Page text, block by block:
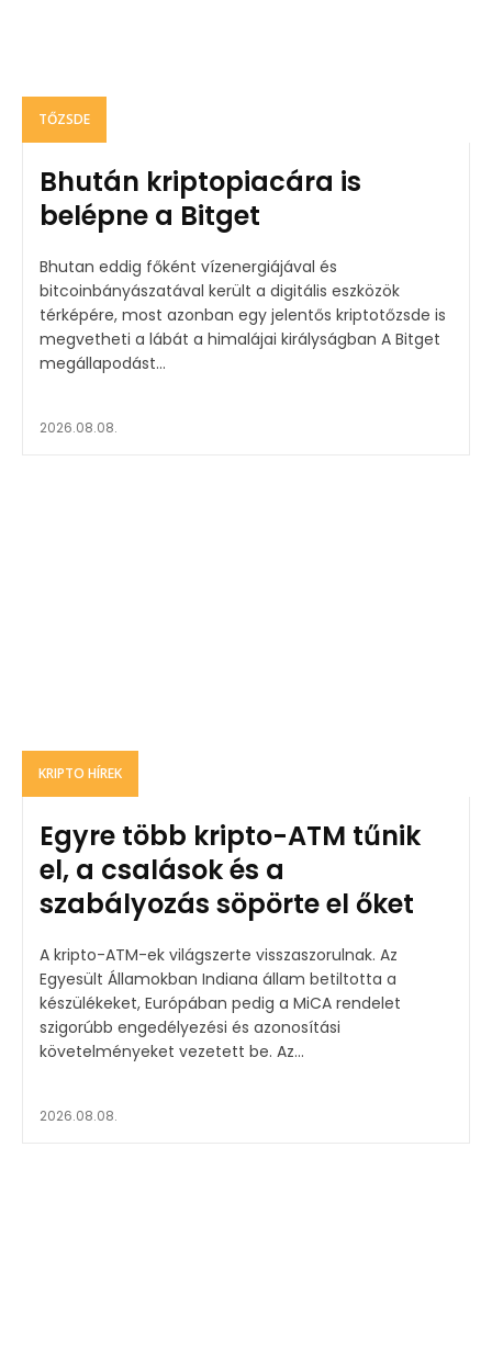
TŐZSDE
Bhután kriptopiacára is
belépne a Bitget
Bhutan eddig főként vízenergiájával és
bitcoinbányászatával került a digitális eszközök
térképére, most azonban egy jelentős kriptotőzsde is
megvetheti a lábát a himalájai királyságban A Bitget
megállapodást...
2026.08.08.
KRIPTO HÍREK
Egyre több kripto-ATM tűnik
el, a csalások és a
szabályozás söpörte el őket
A kripto-ATM-ek világszerte visszaszorulnak. Az
Egyesült Államokban Indiana állam betiltotta a
készülékeket, Európában pedig a MiCA rendelet
szigorúbb engedélyezési és azonosítási
követelményeket vezetett be. Az...
2026.08.08.